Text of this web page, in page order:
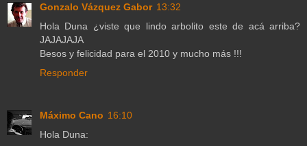
Gonzalo Vázquez Gabor 13:32
Hola Duna ¿viste que lindo arbolito este de acá arriba?
JAJAJAJA
Besos y felicidad para el 2010 y mucho más !!!
Responder
Máximo Cano 16:10
Hola Duna: